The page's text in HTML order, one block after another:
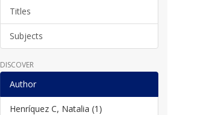
Titles
Subjects
DISCOVER
Author
Henríquez C, Natalia (1)